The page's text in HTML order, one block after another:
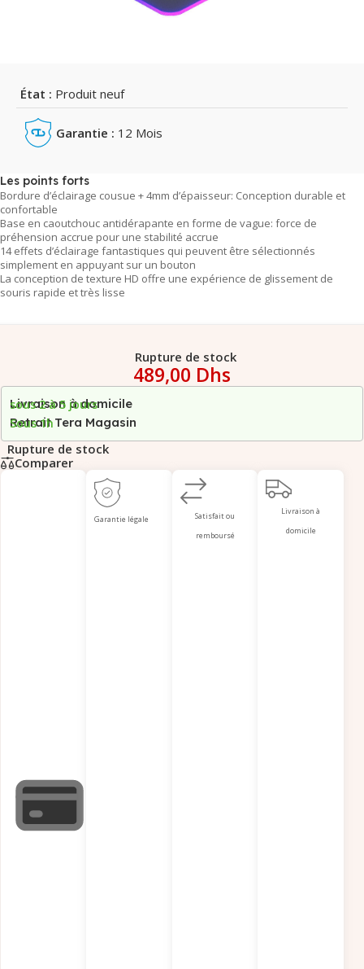
État : Produit neuf
Garantie : 12 Mois
Les points forts
Bordure d’éclairage cousue + 4mm d’épaisseur: Conception durable et
confortable
Base en caoutchouc antidérapante en forme de vague: force de
préhension accrue pour une stabilité accrue
14 effets d’éclairage fantastiques qui peuvent être sélectionnés
simplement en appuyant sur un bouton
La conception de texture HD offre une expérience de glissement de
souris rapide et très lisse
Rupture de stock
489,00 Dhs
Livraison à domicile
sous 2 à 5 jours
Retrait Tera Magasin
Sous 1h
Rupture de stock
Comparer
Garantie légale
Satisfait ou
remboursé
Livraison à
domicile